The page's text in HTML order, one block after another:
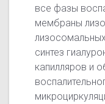
все фазы
мембраны
синтез
капилляров и